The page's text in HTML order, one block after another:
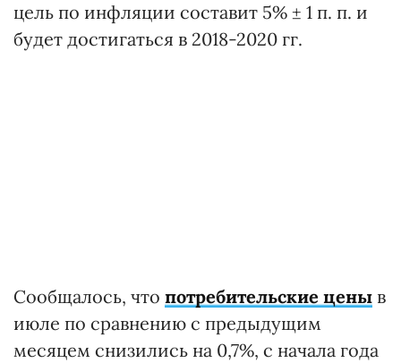
цель по инфляции составит 5% ± 1 п. п. и
будет достигаться в 2018-2020 гг.
Сообщалось, что потребительские цены в
июле по сравнению с предыдущим
месяцем снизились на 0,7%, с начала года